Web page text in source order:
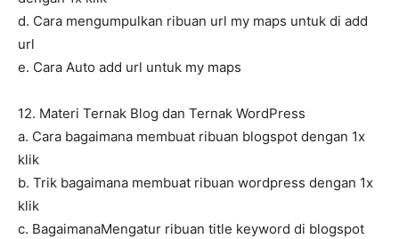
d. Cara mengumpulkan ribuan url my maps untuk di add
url
e. Cara Auto add url untuk my maps
12. Materi Ternak Blog dan Ternak WordPress
a. Cara bagaimana membuat ribuan blogspot dengan 1x
klik
b. Trik bagaimana membuat ribuan wordpress dengan 1x
klik
c. BagaimanaMengatur ribuan title keyword di blogspot